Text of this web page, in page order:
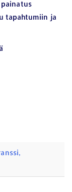
tapahtumiin ja